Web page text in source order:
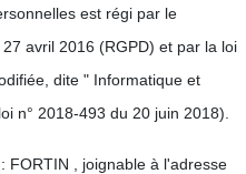
est régi par le
avril 2016 (RGPD) et par la loi
dite " Informatique et
n° 2018-493 du 20 juin 2018).
: FORTIN , joignable à l'adresse